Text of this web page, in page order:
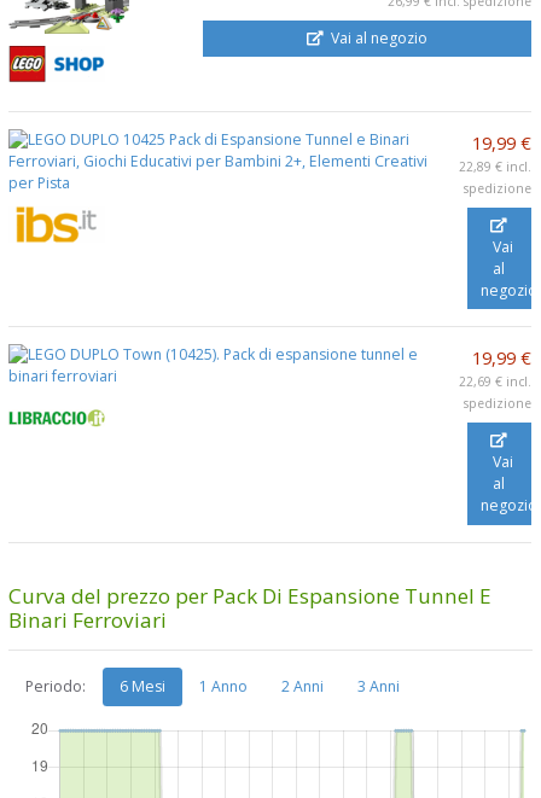
Vai al negozio
19,99 €
22,89 € incl.
spedizione
Vai
al
negozio
19,99 €
22,69 € incl.
spedizione
Vai
al
negozio
Curva del prezzo per Pack Di Espansione Tunnel E
Binari Ferroviari
Periodo: 6 Mesi 1 Anno 2 Anni 3 Anni